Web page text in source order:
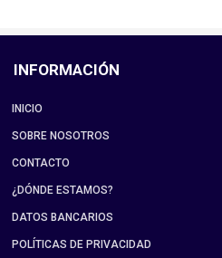
INFORMACIÓN
INICIO
SOBRE NOSOTROS
CONTACTO
¿DÓNDE ESTAMOS?
DATOS BANCARIOS
POLÍTICAS DE PRIVACIDAD